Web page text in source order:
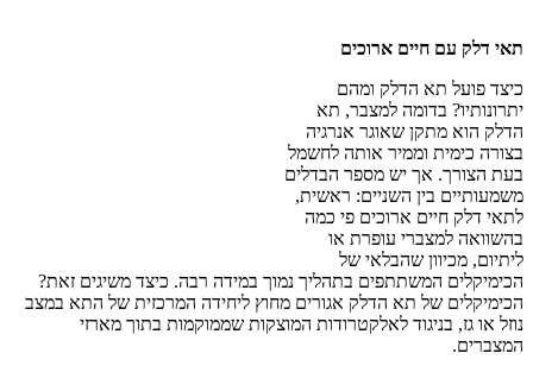
תאי דלק עם חיים ארוכים
כיצד פועל תא הדלק ומהם
יתרונותיו? בדומה למצבר, תא
הדלק הוא מתקן שאוגר אנרגיה
בצורה כימית וממיר אותה לחשמל
בעת הצורך. אך יש מספר הבדלים
משמעותיים בין השניים: ראשית,
לתאי דלק חיים ארוכים פי כמה
בהשוואה למצברי עופרת או
ליתיום, מכיוון שהבלאי של
הכימיקלים המשתתפים בתהליך נמוך במידה רבה. כיצד משיגים זאת?
הכימיקלים של תא הדלק אגורים מחוץ ליחידה המרכזית של התא במצב
נוזל או גז, בניגוד לאלקטרודות המוצקות שממוקמות בתוך מארזי
המצברים.